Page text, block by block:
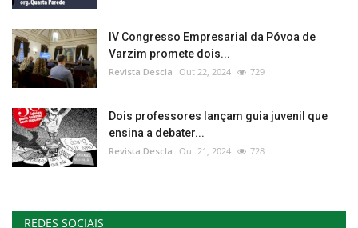
IV Congresso Empresarial da Póvoa de
Varzim promete dois...
Revista Descla Out 22, 2024 729
Dois professores lançam guia juvenil que
ensina a debater...
Revista Descla Out 21, 2024 728
REDES SOCIAIS